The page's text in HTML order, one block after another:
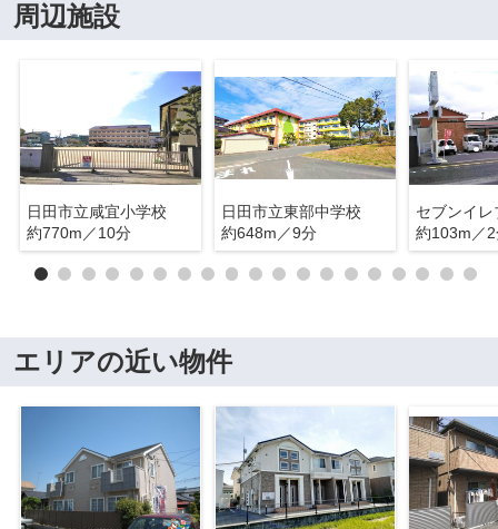
周辺施設
日田市立咸宜小学校
約770m／10分
日田市立東部中学校
約648m／9分
約103m／
エリアの近い物件